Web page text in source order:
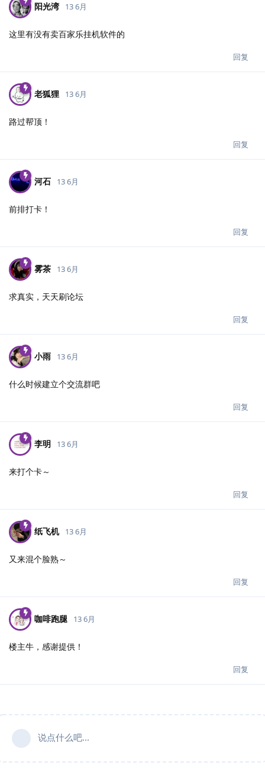
阳光湾 13 6月
这里有没有卖百家乐挂机软件的
回复
老狐狸 13 6月
路过帮顶！
回复
河石 13 6月
前排打卡！
回复
雾茶 13 6月
求真实，天天刷论坛
回复
小雨 13 6月
什么时候建立个交流群吧
回复
李明 13 6月
来打个卡～
回复
纸飞机 13 6月
又来混个脸熟～
回复
咖啡跑腿 13 6月
楼主牛，感谢提供！
回复
说点什么吧...